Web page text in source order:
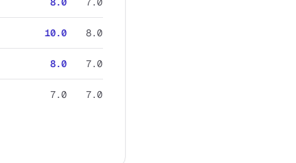
10.0 8.0
8.0 7.0
7.0 7.0